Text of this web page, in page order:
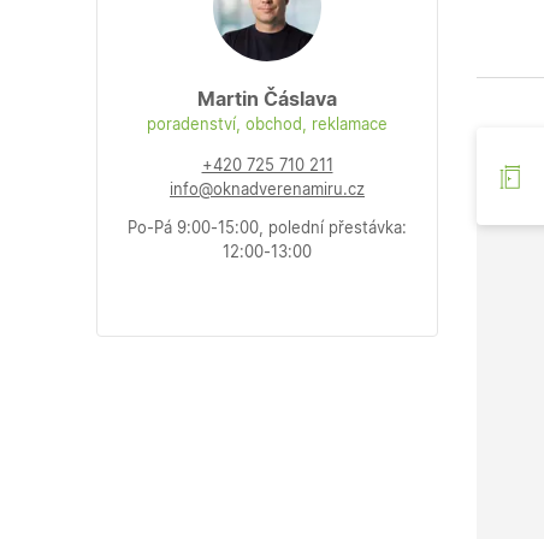
Martin Čáslava
poradenství, obchod, reklamace
+420 725 710 211
info@oknadverenamiru.cz
Po-Pá 9:00-15:00, polední přestávka:
12:00-13:00